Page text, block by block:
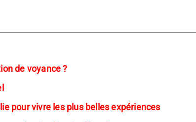
de voyance ?
pour vivre les plus belles expériences